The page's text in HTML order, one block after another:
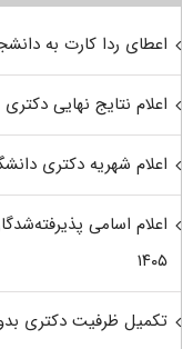
اعطای ردا کارت به
اعلام نتایج نهایی دکتری
اعلام شهریه دکتری دانشگاه
اعلام اسامی
۱۴۰۵
تکمیل ظرفیت دکتری بدون